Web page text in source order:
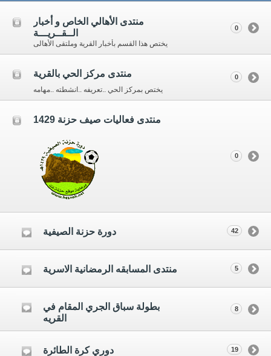
منتدى الأهالي الخاص و أخبار
الــقــريـــة
يختص هذا القسم بأخبار القرية وملتقى الأهالى
0
منتدى مركز الحي بالقرية
يختص بمركز الحي ..تعريفه ..انشطته ..مهامه
0
منتدى فعاليات صيف حزنة 1429
0
دورة حزنة الصيفية 42
منتدى المسابقه الرمضانية الاسرية 5
بطولة سباق الجري المقام في
القريه
8
دوري كرة الطائرة 19